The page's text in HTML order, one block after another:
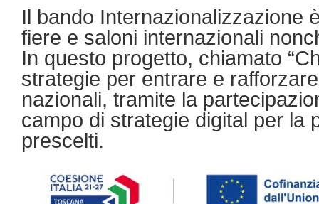
Il bando Internazionalizzazione
fiere e saloni internazionali
In questo progetto, chiamato
strategie per entrare e
nazionali, tramite la
campo di strategie digital per la
prescelti.